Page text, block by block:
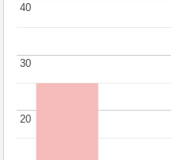
20
20
30
30
40
40